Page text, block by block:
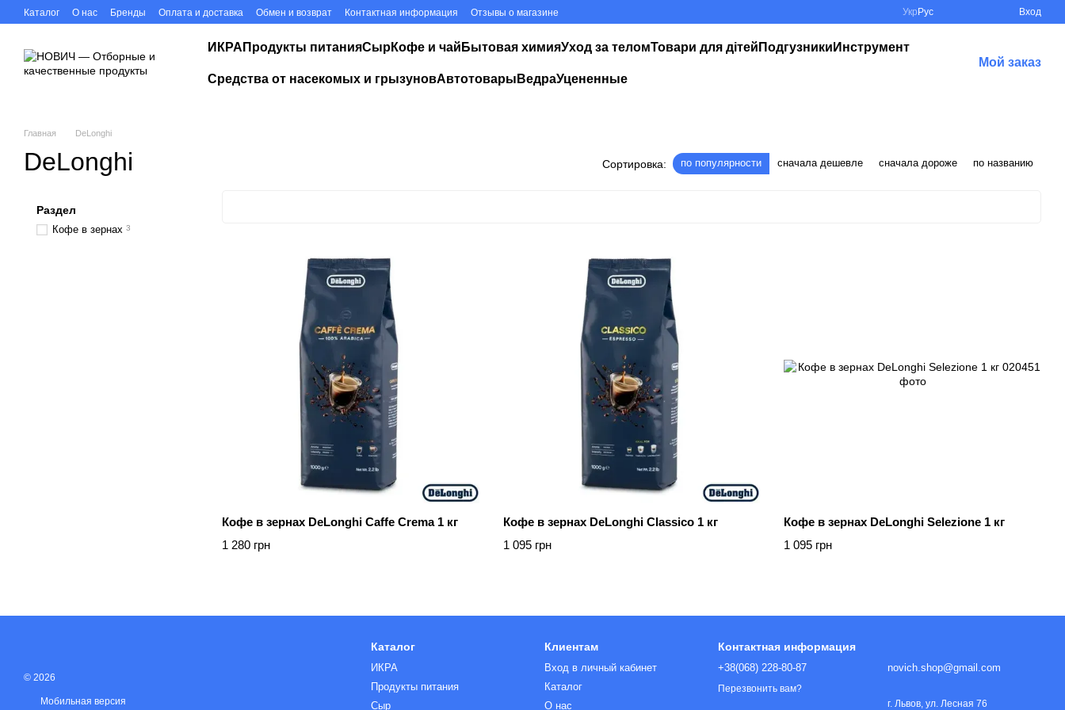
Перейти к основному контенту
Каталог О нас Бренды Оплата и доставка Обмен и возврат Контактная информация Отзывы о магазине Укр Рус Вход
ИКРА Продукты питанияСырКофе и чай Бытовая химияУход за теломТовари для дітей Подгузники Инструмент
Средства от насекомых и грызуновАвтотовары ВедраУцененные
Мой заказ
Главная DeLonghi
DeLonghi Сортировка: по популярности сначала дешевле сначала дороже по названию
Кофе в зернах DeLonghi Caffe Crema 1 кг
1 280 грн
Кофе в зернах DeLonghi Classico 1 кг
1 095 грн
Кофе в зернах DeLonghi Selezione 1 кг
1 095 грн
Раздел
Кофе в зернах 3
© 2026
Мобильная версия
Каталог
ИКРА
Продукты питания
Сыр
Клиентам
Вход в личный кабинет
Каталог
О нас
Контактная информация
+38(068) 228-80-87
Перезвонить вам?
novich.shop@gmail.com
г. Львов, ул. Лесная 76